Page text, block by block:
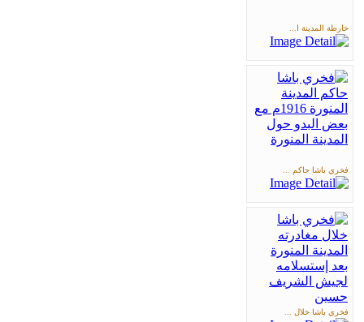
خارطة المدينة ا...
فخري باشا حاكم ...
فخري باشا خلال ...